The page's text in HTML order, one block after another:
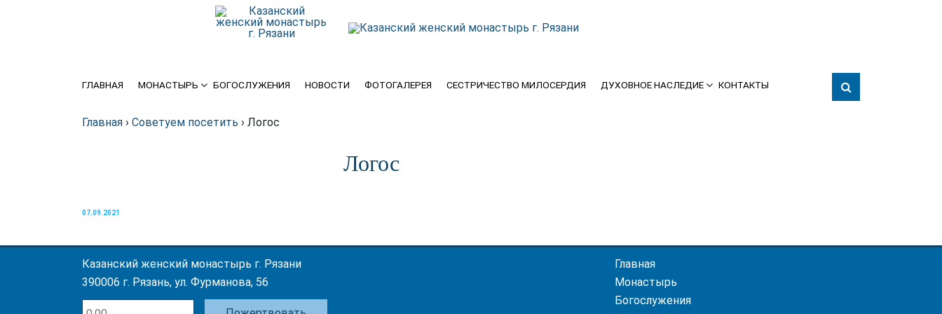
Духовенство
Статьи о монастыре в
ГЛАВНАЯ МОНАСТЫРЬ БОГОСЛУЖЕНИЯ НОВОСТИ ФОТОГАЛЕРЕЯ СЕСТРИЧЕСТВО МИЛОСЕРДИЯ ДУХОВНОЕ НАСЛЕДИЕ КОНТАКТЫ
Главная › Советуем посетить › Логос
Логос
07.09.2021
Казанский женский монастырь г. Рязани
390006 г. Рязань, ул. Фурманова, 56
Главная
Монастырь
Богослужения